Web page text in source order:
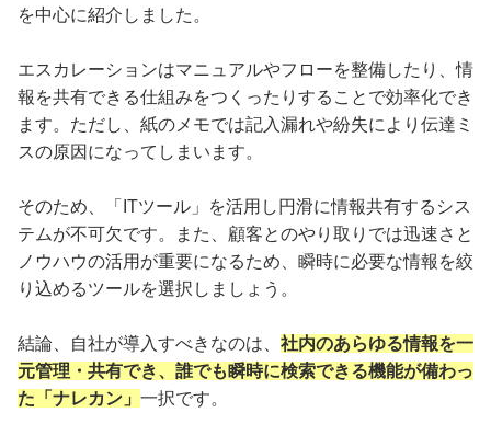
を中心に紹介しました。
エスカレーションはマニュアルやフローを整備したり、情
報を共有できる仕組みをつくったりすることで効率化でき
ます。ただし、紙のメモでは記入漏れや紛失により伝達ミ
スの原因になってしまいます。
そのため、「ITツール」を活用し円滑に情報共有するシス
テムが不可欠です。また、顧客とのやり取りでは迅速さと
ノウハウの活用が重要になるため、瞬時に必要な情報を絞
り込めるツールを選択しましょう。
結論、自社が導入すべきなのは、 社内のあらゆる情報を一
元管理・共有でき、誰でも瞬時に検索できる機能が備わっ
た「ナレカン」 一択です。